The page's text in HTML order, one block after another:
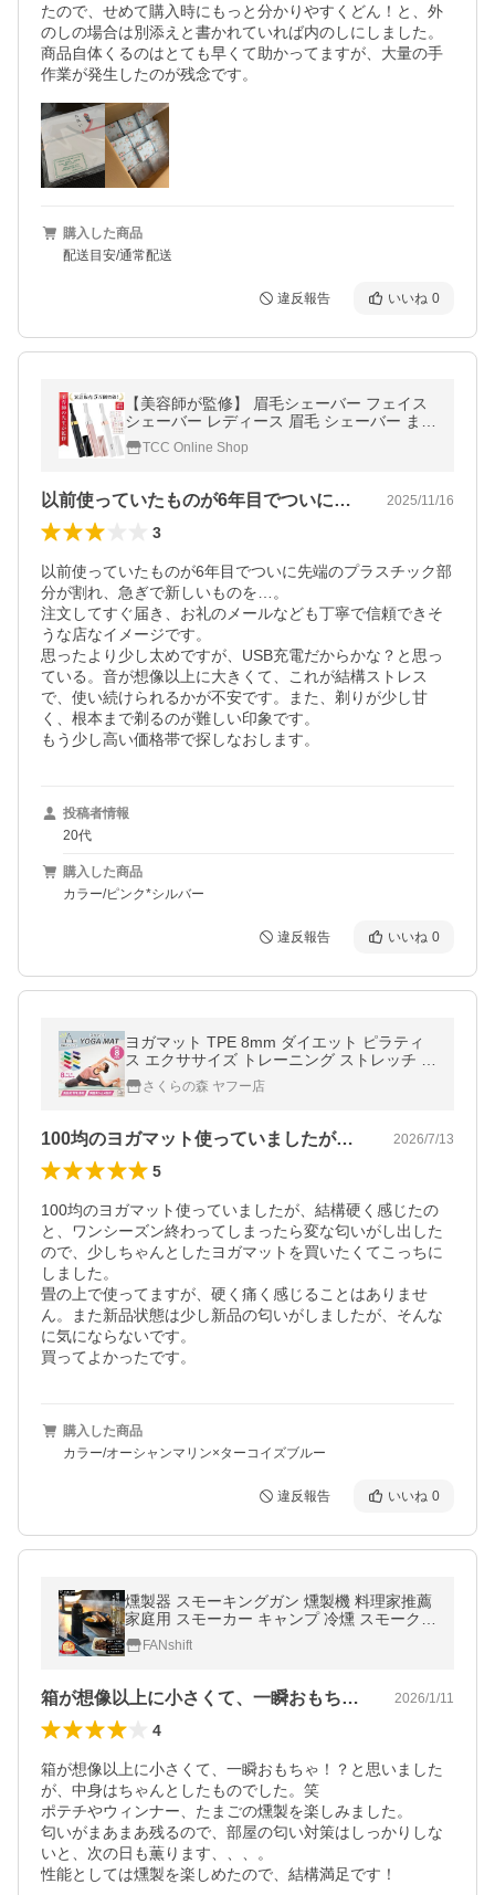
たので、せめて購入時にもっと分かりやすくどん！と、外
のしの場合は別添えと書かれていれば内のしにしました。
商品自体くるのはとても早くて助かってますが、大量の手
作業が発生したのが残念です。
購入した商品
配送目安/通常配送
違反報告 いいね 0
【美容師が監修】 眉毛シェーバー フェイス
シェーバー レディース 眉毛 シェーバー まゆ
げ まゆ 眉 眉シェーバー 眉毛カッター 眉毛
剃り 女性 静音 充電 USB
TCC Online Shop
以前使っていたものが6年目でついに先端… 2025/11/16
3
以前使っていたものが6年目でついに先端のプラスチック部
分が割れ、急ぎで新しいものを…。
注文してすぐ届き、お礼のメールなども丁寧で信頼できそ
うな店なイメージです。
思ったより少し太めですが、USB充電だからかな？と思っ
ている。音が想像以上に大きくて、これが結構ストレス
で、使い続けられるかが不安です。また、剃りが少し甘
く、根本まで剃るのが難しい印象です。
投稿者情報
20代
購入した商品
カラー/ピンク*シルバー
違反報告 いいね 0
ヨガマット TPE 8mm ダイエット ピラティ
ス エクササイズ トレーニング ストレッチ 厚
め 撥水 panus パナス おすすめ 人気 さくら
の森さくらの森 ヤフー店
100均のヨガマット使っていましたが、… 2026/7/13
5
100均のヨガマット使っていましたが、結構硬く感じたの
と、ワンシーズン終わってしまったら変な匂いがし出した
ので、少しちゃんとしたヨガマットを買いたくてこっちに
しました。
畳の上で使ってますが、硬く痛く感じることはありませ
ん。また新品状態は少し新品の匂いがしましたが、そんな
に気にならないです。
買ってよかったです。
購入した商品
カラー/オーシャンマリン×ターコイズブルー
違反報告 いいね 0
燻製器 スモーキングガン 燻製機 料理家推薦
家庭用 スモーカー キャンプ 冷燻 スモーク
燻製 薫製 チップ2種付き FANshift スモーク
リッチ
FANshift
箱が想像以上に小さくて、一瞬おもちゃ！… 2026/1/11
4
箱が想像以上に小さくて、一瞬おもちゃ！？と思いました
が、中身はちゃんとしたものでした。笑
ポテチやウィンナー、たまごの燻製を楽しみました。
匂いがまあまあ残るので、部屋の匂い対策はしっかりしな
いと、次の日も薫ります、、、。
性能としては燻製を楽しめたので、結構満足です！